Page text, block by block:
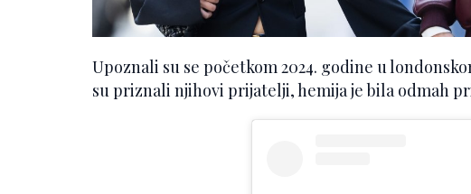
Upoznali su se početkom 2024. godine u
su priznali njihovi prijatelji, hemija je bila odmah